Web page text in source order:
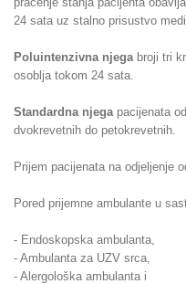
24 sata uz stalno prisustvo
Poluintenzivna njegabroji tri
osoblja tokom 24 sata.
Standardna njegapacijenata
dvokrevetnih do petokrevetnih.
Prijem pacijenata na odjeljenje
Pored prijemne ambulante u
- Endoskopska ambulanta,
- Ambulanta za UZV srca,
- Alergološka ambulanta i